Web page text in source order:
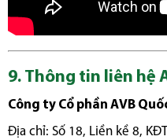
9. Thông tin liên hệ
Công ty Cổ phần AVB
Địa chỉ: Số 18, Liền kề 8,